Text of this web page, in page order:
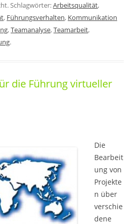
Schlagwörter:Arbeitsqualität,
, Führungsverhalten, Kommunikation
,Teamanalyse,Teamarbeit,
.
die Führung virtueller
Die
Bearbeit
ung von
Projekte
n über
verschie
dene